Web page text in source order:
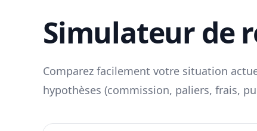
Simulateur de
Comparez facilement votre situation
hypothèses (commission, paliers, frais,